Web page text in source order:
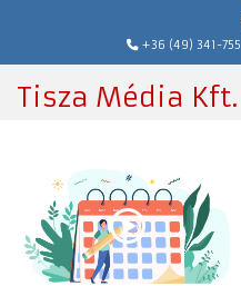
+36 (49) 341-755
Tisza Média Kft.